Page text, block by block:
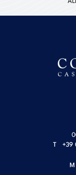
T
+39
M